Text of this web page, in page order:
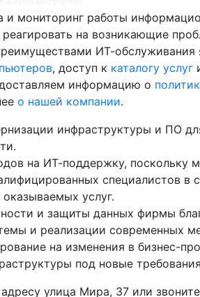
и мониторинг работы
на возникающие
ИТ-обслуживания
, доступ к каталогу услуг
информацию о
о нашей компании.
инфраструктуры и ПО
на ИТ-поддержку, поскольку
специалистов в
оказываемых услуг.
и защиты данных фирмы
и реализации современных
на изменения в бизнес-
под новые
улица Мира, 37 или